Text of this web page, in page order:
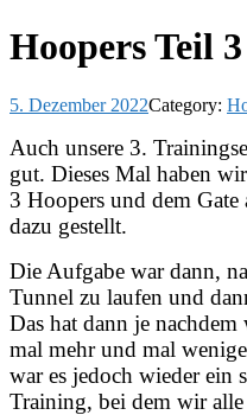
Hoopers Teil 3
5. Dezember 2022Category:
Auch unsere 3.
gut. Dieses Mal haben
3 Hoopers und dem
dazu gestellt.
Die Aufgabe war dann,
Tunnel zu laufen und
Das hat dann je
mal mehr und mal
war es jedoch wieder ein
Training, bei dem wir